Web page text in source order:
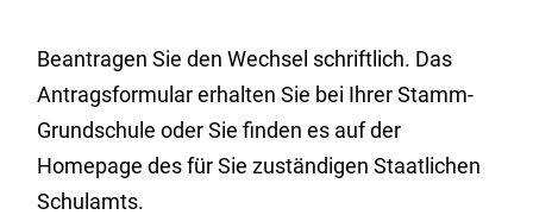
Beantragen Sie den Wechsel schriftlich. Das
Antragsformular erhalten Sie bei Ihrer Stamm-
Grundschule oder Sie finden es auf der
Homepage des für Sie zuständigen Staatlichen
Schulamts.